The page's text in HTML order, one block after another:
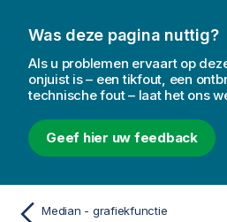
Was deze pagina nuttig?
Als u problemen ervaart op
onjuist is – een tikfout, een
technische fout – laat het ons
Geef hier uw feedback
Median - grafiekfunctie